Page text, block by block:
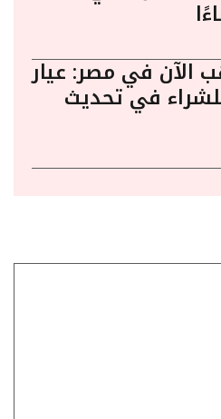
الآن في مصر: عيار
يسجل 6735 للشراء في تحديث